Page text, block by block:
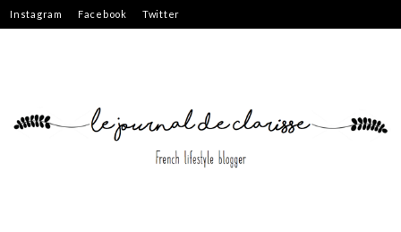
Skip
to
Instagram Facebook Twitter